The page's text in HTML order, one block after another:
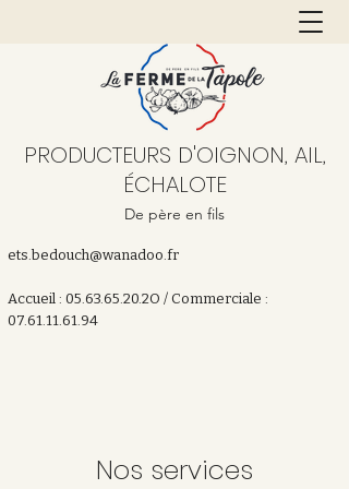
PRODUCTEURS D'OIGNON, AIL,
ÉCHALOTE
De père en fils
ets.bedouch@wanadoo.fr
Accueil : 05.63.65.20.2O / Commerciale :
07.61.11.61.94
Nos services